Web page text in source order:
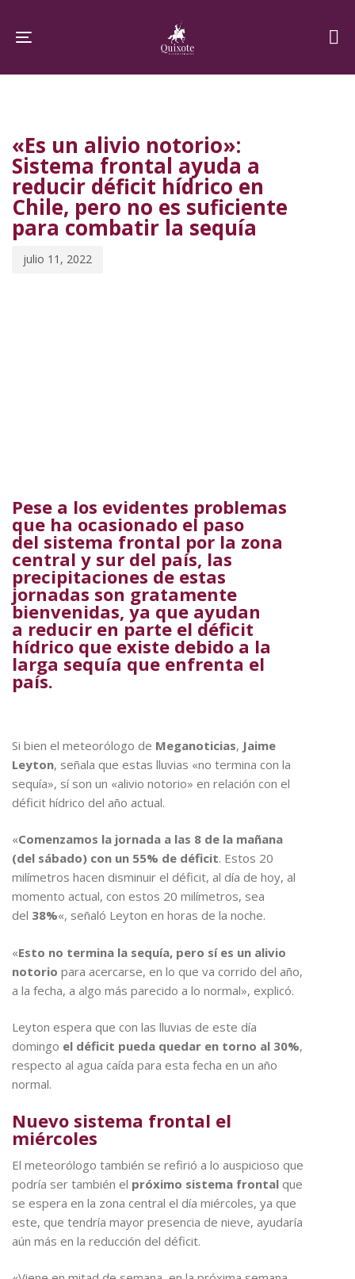
links
content
Toggle navigation
«Es un alivio notorio»:
Sistema frontal ayuda a
reducir déficit hídrico en
Chile, pero no es suficiente
para combatir la sequía
julio 11, 2022
Pese a los evidentes problemas
que ha ocasionado el paso
del sistema frontal por la zona
central y sur del país, las
precipitaciones de estas
jornadas son gratamente
bienvenidas, ya que ayudan
a reducir en parte el déficit
hídrico que existe debido a la
larga sequía que enfrenta el
país.
Si bien el meteorólogo de Meganoticias, Jaime
Leyton, señala que estas lluvias «no termina con la
sequía», sí son un «alivio notorio» en relación con el
déficit hídrico del año actual.
«Comenzamos la jornada a las 8 de la mañana
(del sábado) con un 55% de déficit. Estos 20
milímetros hacen disminuir el déficit, al día de hoy, al
momento actual, con estos 20 milímetros, sea
del 38%«, señaló Leyton en horas de la noche.
«Esto no termina la sequía, pero sí es un alivio
notorio para acercarse, en lo que va corrido del año,
a la fecha, a algo más parecido a lo normal», explicó.
Leyton espera que con las lluvias de este día
domingo el déficit pueda quedar en torno al 30%,
respecto al agua caída para esta fecha en un año
normal.
Nuevo sistema frontal el
miércoles
El meteorólogo también se refirió a lo auspicioso que
podría ser también el próximo sistema frontal que
se espera en la zona central el día miércoles, ya que
este, que tendría mayor presencia de nieve, ayudaría
aún más en la reducción del déficit.